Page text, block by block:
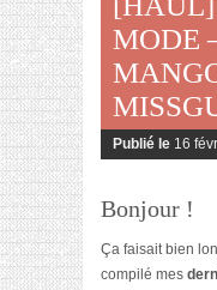
MODE
Publié le 16
Bonjour !
Ça faisait bien
compilé mes